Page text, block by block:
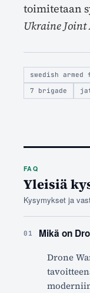
toimitetaan
Ukraine
swedish armed
7 brigade
FAQ
Yleisiä
Kysymykset ja
01 Mikä on
Drone